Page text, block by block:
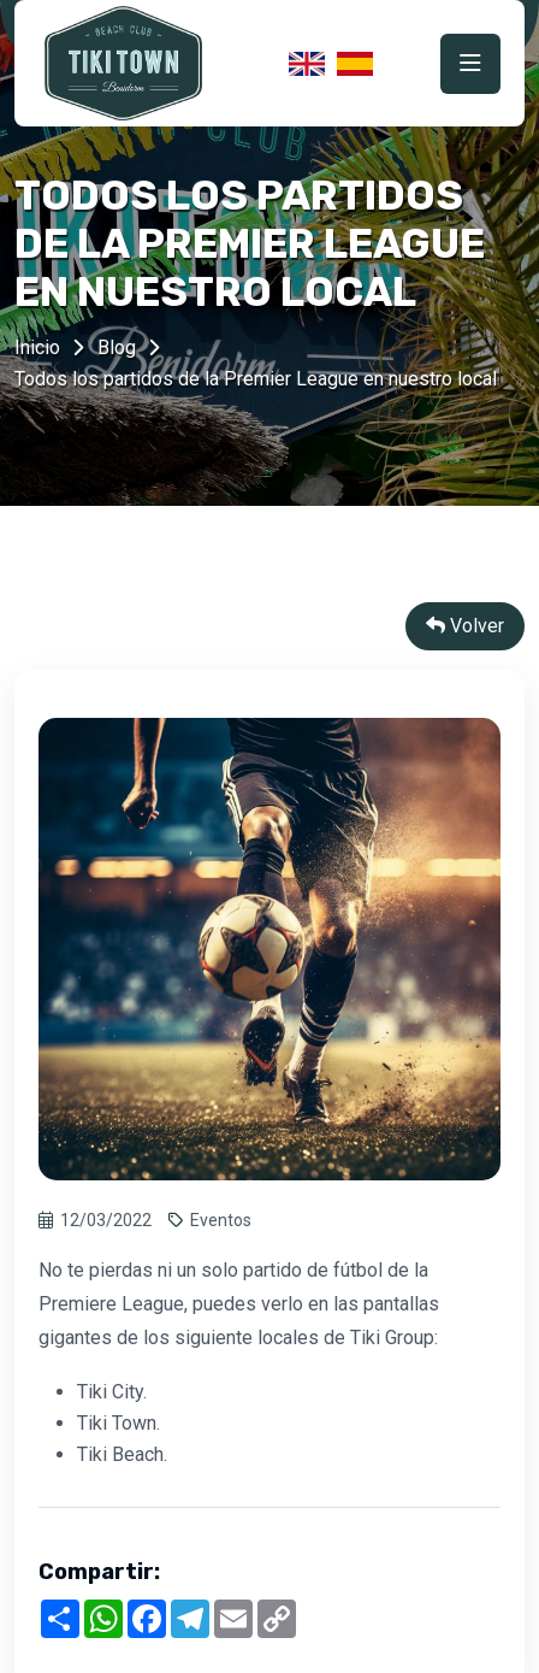
TODOS LOS PARTIDOS
DE LA PREMIER LEAGUE
EN NUESTRO LOCAL
Inicio
Blog
Todos los partidos de la Premier League en nuestro local
Volver
12/03/2022 Eventos
No te pierdas ni un solo partido de fútbol de la
Premiere League, puedes verlo en las pantallas
gigantes de los siguiente locales de Tiki Group:
Tiki City.
Tiki Town.
Tiki Beach.
Compartir:
Share WhatsAppFacebookTelegram
Email